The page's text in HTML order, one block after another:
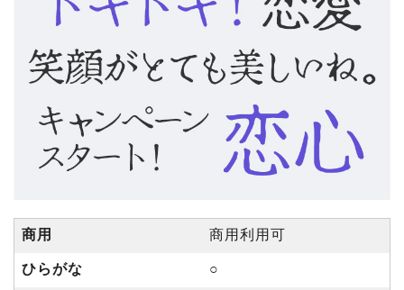
商用 商用利用可
ひらがな ○